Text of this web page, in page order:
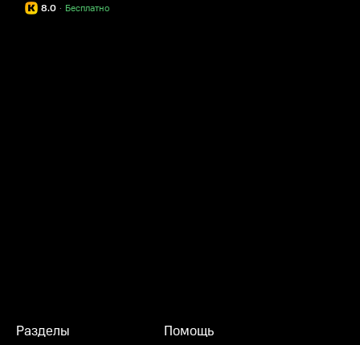
8.0 Бесплатно
·
Разделы Помощь